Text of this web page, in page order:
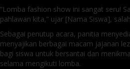
“Lomba fashion show ini sangat seru!
pahlawan kita,” ujar [Nama Siswa],
Sebagai penutup acara, panitia
menyajikan berbagai macam jajanan
bagi siswa untuk bersantai dan
selama mengikuti lomba.